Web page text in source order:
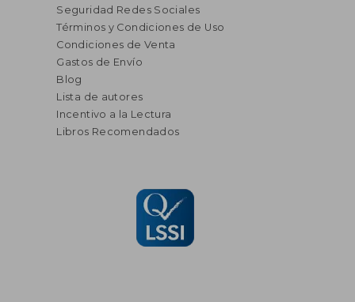
Seguridad Redes Sociales
Términos y Condiciones de Uso
Condiciones de Venta
Gastos de Envío
Blog
Lista de autores
Incentivo a la Lectura
Libros Recomendados